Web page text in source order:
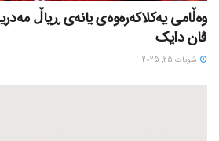
وەڵامی یەکلاکەرەوەی یانەی ڕیاڵ
ڤان دایک
شوبات 25, 2025